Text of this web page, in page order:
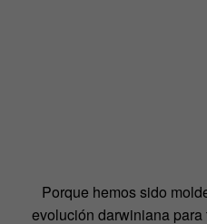
Porque hemos sido
evolución darwiniana